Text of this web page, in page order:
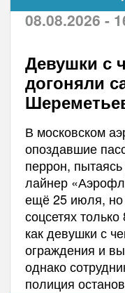
08.08.2026 -
Девушки с
догоняли
В московском
опоздавшие
перрон,
лайнер
ещё 25 июля, но
соцсетях
как девушки с
ограждения и
однако
полиция